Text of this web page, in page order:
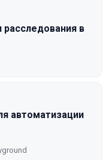
расследования в
автоматизации